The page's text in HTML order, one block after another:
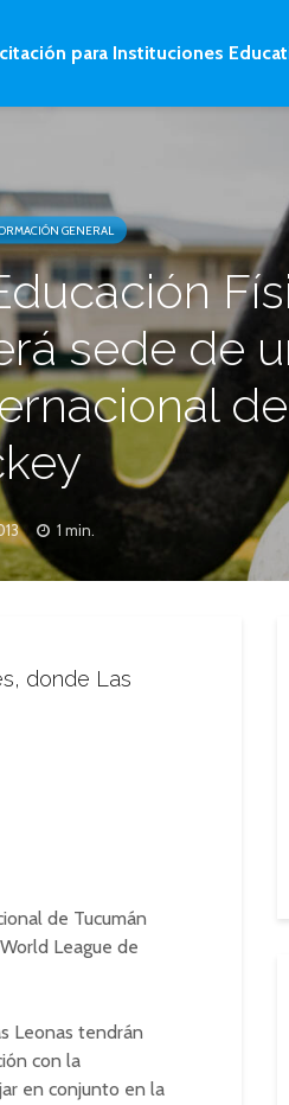
para Instituciones
GENERAL
sede de
de
1 min.
donde Las
de Tucumán
League de
Leonas tendrán
con la
en conjunto en la